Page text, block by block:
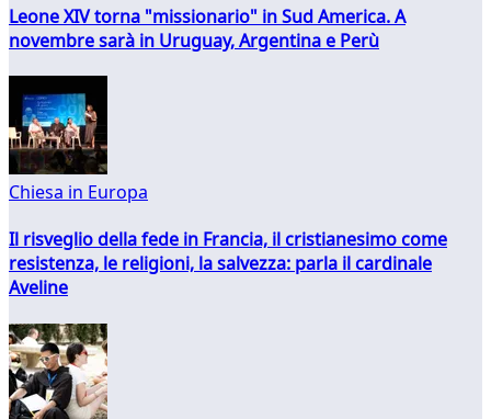
Leone XIV torna "missionario" in Sud America. A
novembre sarà in Uruguay, Argentina e Perù
Chiesa in Europa
Il risveglio della fede in Francia, il cristianesimo come
resistenza, le religioni, la salvezza: parla il cardinale
Aveline